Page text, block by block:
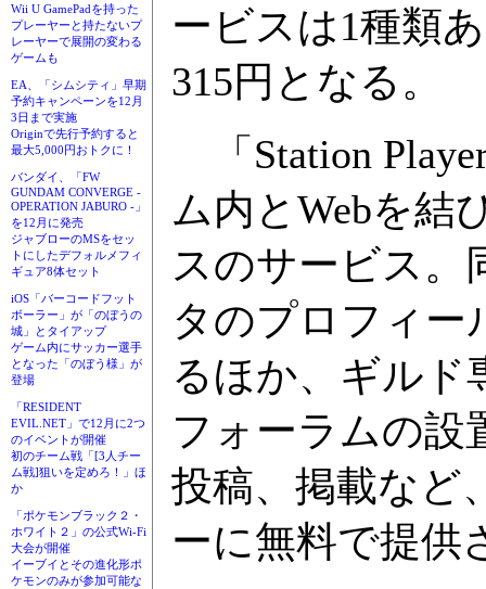
Wii U GamePadを持った
プレーヤーと持たないプ
レーヤーで展開の変わる
ゲームも
EA、「シムシティ」早期
予約キャンペーンを12月
3日まで実施
Originで先行予約すると
最大5,000円おトクに！
バンダイ、「FW
GUNDAM CONVERGE -
OPERATION JABURO -」
を12月に発売
ジャブローのMSをセッ
トにしたデフォルメフィ
ギュア8体セット
iOS「バーコードフット
ボーラー」が「のぼうの
城」とタイアップ
ゲーム内にサッカー選手
となった「のぼう様」が
登場
「RESIDENT
EVIL.NET」で12月に2つ
のイベントが開催
初のチーム戦「[3人チー
ム戦]狙いを定めろ！」ほ
か
「ポケモンブラック２・
ホワイト２」の公式Wi-Fi
大会が開催
イーブイとその進化形ポ
ケモンのみが参加可能な
ービスは1種類
315円となる。
「Station
ム内とWebを結
スのサービス。
タのプロフィー
るほか、ギルド
フォーラムの設
投稿、掲載など
ーに無料で提供